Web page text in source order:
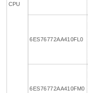
CPU
6ES76772AA410FL0
6ES76772AA410FM0